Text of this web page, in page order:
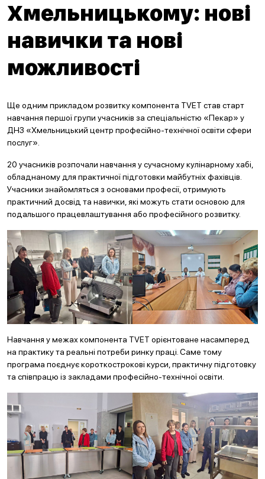
Хмельницькому: нові
навички та нові
можливості
Ще одним прикладом розвитку компонента TVET став старт
навчання першої групи учасників за спеціальністю «Пекар» у
ДНЗ «Хмельницький центр професійно-технічної освіти сфери
послуг».
20 учасників розпочали навчання у сучасному кулінарному хабі,
обладнаному для практичної підготовки майбутніх фахівців.
Учасники знайомляться з основами професії, отримують
практичний досвід та навички, які можуть стати основою для
подальшого працевлаштування або професійного розвитку.
Навчання у межах компонента TVET орієнтоване насамперед
на практику та реальні потреби ринку праці. Саме тому
програма поєднує короткострокові курси, практичну підготовку
та співпрацю із закладами професійно-технічної освіти.